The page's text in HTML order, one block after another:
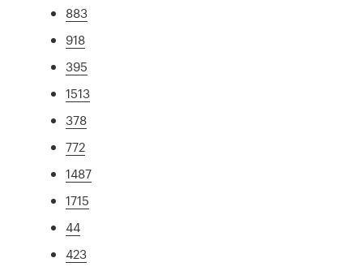
883
918
395
1513
378
772
1487
1715
44
423